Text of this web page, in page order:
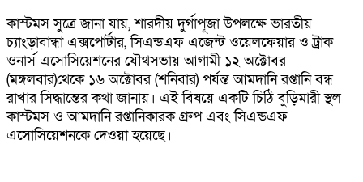
কাস্টমস সুত্রে জানা যায়, শারদীয় দুর্গাপূজা উপলক্ষে ভারতীয়
চ্যাংড়াবান্ধা এক্সপোর্টার, সিএন্ডএফ এজেন্ট ওয়েলফেয়ার ও ট্রাক
ওনার্স এসোসিয়েশনের যৌথসভায় আগামী ১২ অক্টোবর
(মঙ্গলবার)থেকে ১৬ অক্টোবর (শনিবার) পর্যন্ত আমদানি রপ্তানি বন্ধ
রাখার সিদ্ধান্তের কথা জানায়। এই বিষয়ে একটি চিঠি বুড়িমারী স্থল
কাস্টমস ও আমদানি রপ্তানিকারক গ্রুপ এবং সিএন্ডএফ
এসোসিয়েশনকে দেওয়া হয়েছে।